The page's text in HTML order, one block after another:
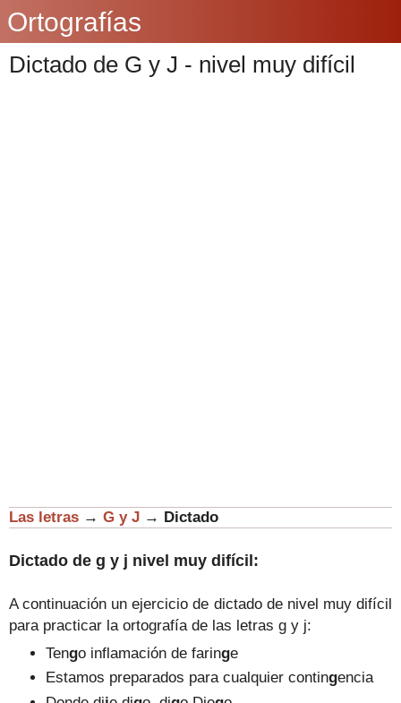
Ortografías
Dictado de G y J - nivel muy difícil
Las letras → G y J → Dictado
Dictado de g y j nivel muy difícil:
A continuación un ejercicio de dictado de nivel muy difícil
para practicar la ortografía de las letras g y j:
Tengo inflamación de faringe
Estamos preparados para cualquier contingencia